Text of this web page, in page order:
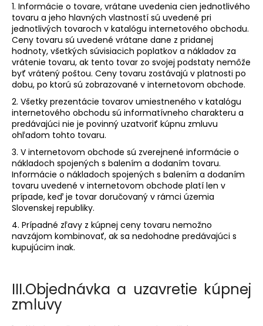
1. Informácie o tovare, vrátane uvedenia cien jednotlivého
tovaru a jeho hlavných vlastností sú uvedené pri
jednotlivých tovaroch v katalógu internetového obchodu.
Ceny tovaru sú uvedené vrátane dane z pridanej
hodnoty, všetkých súvisiacich poplatkov a nákladov za
vrátenie tovaru, ak tento tovar zo svojej podstaty nemôže
byť vrátený poštou. Ceny tovaru zostávajú v platnosti po
dobu, po ktorú sú zobrazované v internetovom obchode.
2. Všetky prezentácie tovarov umiestneného v katalógu
internetového obchodu sú informatívneho charakteru a
predávajúci nie je povinný uzatvoriť kúpnu zmluvu
ohľadom tohto tovaru.
3. V internetovom obchode sú zverejnené informácie o
nákladoch spojených s balením a dodaním tovaru.
Informácie o nákladoch spojených s balením a dodaním
tovaru uvedené v internetovom obchode platí len v
prípade, keď je tovar doručovaný v rámci územia
Slovenskej republiky.
4. Prípadné zľavy z kúpnej ceny tovaru nemožno
navzájom kombinovať, ak sa nedohodne predávajúci s
kupujúcim inak.
III.Objednávka a uzavretie kúpnej
zmluvy